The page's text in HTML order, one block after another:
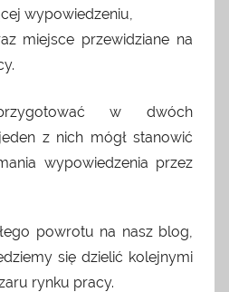
wypowiedzeniu,
miejsce przewidziane na
w dwóch
z nich mógł stanowić
wypowiedzenia przez
powrotu na nasz blog,
się dzielić kolejnymi
rynku pracy.